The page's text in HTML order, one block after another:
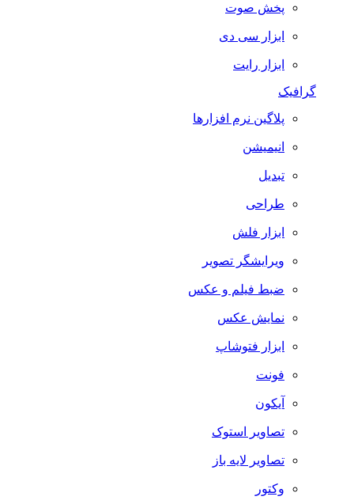
پخش صوت
ابزار سی دی
ابزار رایت
گرافیک
پلاگین نرم افزارها
انیمیشن
تبدیل
طراحی
ابزار فلش
ویرایشگر تصویر
ضبط فيلم و عكس
نمایش عکس
ابزار فتوشاپ
فونت
آیکون
تصاویر استوک
تصاویر لایه باز
وکتور